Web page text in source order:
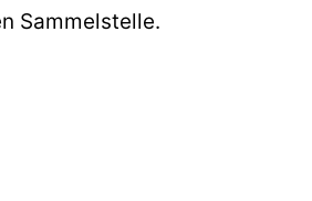
Sammelstelle.